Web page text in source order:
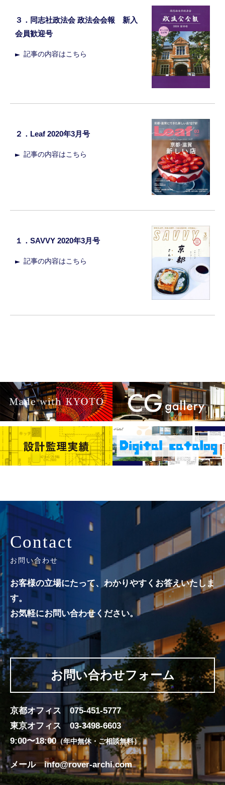
３．同志社政法会 政法会会報 新入
会員歓迎号
記事の内容はこちら
２．Leaf 2020年3月号
記事の内容はこちら
１．SAVVY 2020年3月号
記事の内容はこちら
Contact
お問い合わせ
お客様の立場にたって、わかりやすくお答えいたしま
す。
お気軽にお問い合わせください。
お問い合わせフォーム
京都オフィス 075-451-5777
東京オフィス03-3498-6603
9:00〜18:00（年中無休・ご相談無料）
メールinfo@rover-archi.com